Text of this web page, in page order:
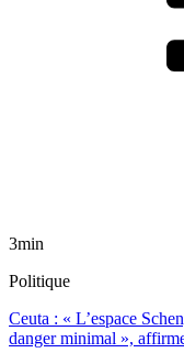
3min
Politique
Ceuta : « L’espace
danger minimal »,